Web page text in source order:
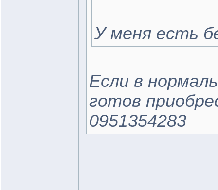
У меня есть
Если в
готов
0951354283